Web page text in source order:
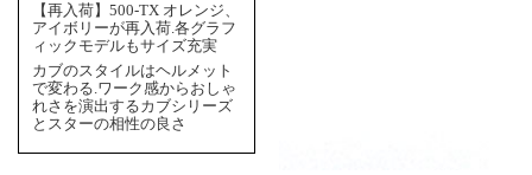
【再入荷】500-TX オレンジ、
アイボリーが再入荷.各グラフ
ィックモデルもサイズ充実
カブのスタイルはヘルメット
で変わる.ワーク感からおしゃ
れさを演出するカブシリーズ
とスターの相性の良さ